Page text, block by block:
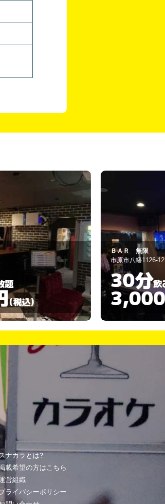
題
(税込)
Ｉｎｓｏｍｎｉ
旭市イ3041-206
60分
ナカラとは?
載希望の方はこちら
営組織
ライバシーポリシー